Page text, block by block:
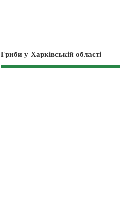
Гриби у Харківській області